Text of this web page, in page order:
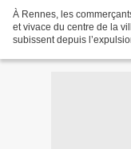
À Rennes, les
et vivace du centre de la
subissent depuis